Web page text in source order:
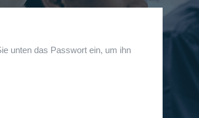
unten das Passwort ein, um ihn